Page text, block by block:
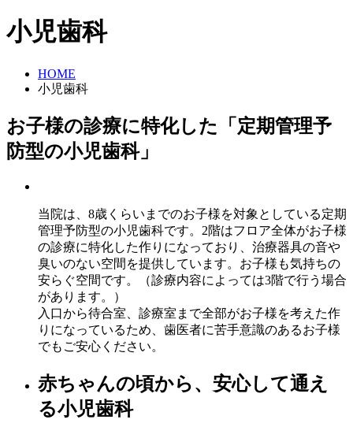
小児歯科
HOME
小児歯科
お子様の診療に特化した「定期管理予
防型の小児歯科」
当院は、8歳くらいまでのお子様を対象としている定期
管理予防型の小児歯科です。2階はフロア全体がお子様
の診療に特化した作りになっており、治療器具の音や
臭いのない空間を提供しています。お子様も気持ちの
安らぐ空間です。（診療内容によっては3階で行う場合
があります。）
入口から待合室、診療室まで全部がお子様を考えた作
りになっているため、歯医者に苦手意識のあるお子様
でもご安心ください。
赤ちゃんの頃から、安心して通え
る小児歯科